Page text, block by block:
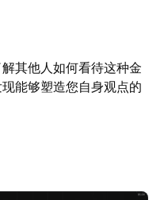
其他人如何看待这种金
能够塑造您自身观点的